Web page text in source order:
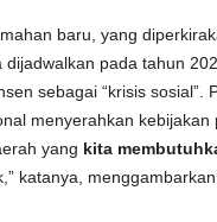
baru, yang
dijadwalkan pada tahun
sebagai “krisis
menyerahkan
yang kita
katanya,